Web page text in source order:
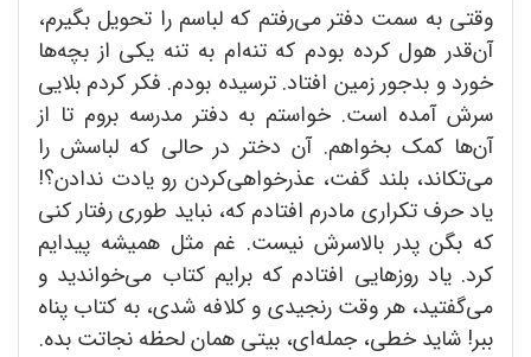
وقتی به سمت دفتر می‌رفتم که لباسم را تحویل بگیرم،
آن‌قدر هول کرده بودم که تنه‌ام به تنه یکی از بچه‌ها
خورد و بدجور زمین افتاد. ترسیده بودم. فکر کردم بلایی
سرش آمده است. خواستم به دفتر مدرسه بروم تا از
آن‌ها کمک بخواهم. آن دختر در حالی که لباسش را
می‌تکاند، بلند گفت، عذرخواهی‌کردن رو یادت ندادن؟!
یاد حرف تکراری مادرم افتادم که، نباید طوری رفتار کنی
که بگن پدر بالاسرش نیست. غم مثل همیشه پیدایم
کرد. یاد روزهایی افتادم که برایم کتاب می‌خواندید و
می‌گفتید، هر وقت رنجیدی و کلافه شدی، به کتاب پناه
ببر! شاید خطی، جمله‌ای، بیتی همان لحظه نجاتت بده.